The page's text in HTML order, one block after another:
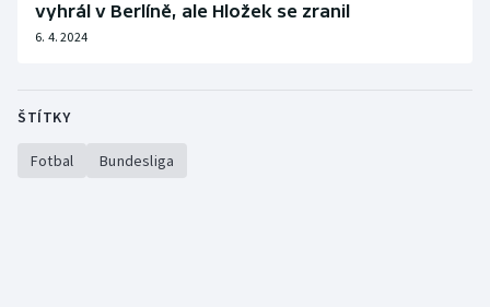
vyhrál v Berlíně, ale Hložek se zranil
6. 4. 2024
ŠTÍTKY
Fotbal Bundesliga